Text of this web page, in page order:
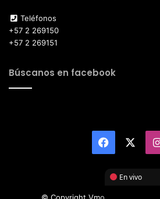
Teléfonos
+57 2 269150
+57 2 269151
Búscanos en facebook
Facebook
En vivo